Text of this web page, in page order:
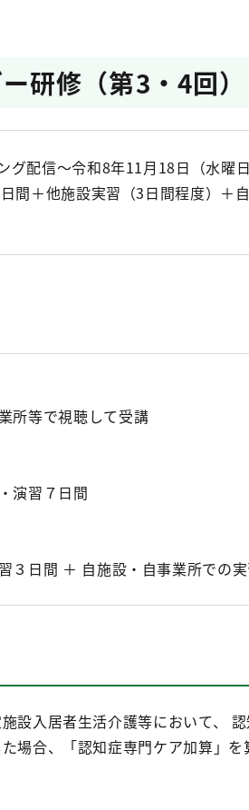
研修（第3・4回）
配信～令和8年11月18日（水曜日
間＋他施設実習（3日間程度）＋
所等で視聴して受講
演習７日間
３日間 ＋ 自施設・自事業所での
設入居者生活介護等において、
場合、「認知症専門ケア加算」